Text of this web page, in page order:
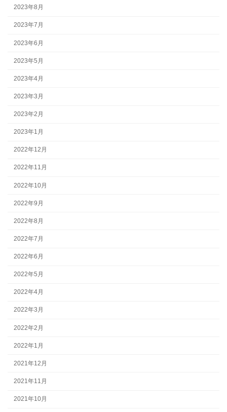
2023年8月
2023年7月
2023年6月
2023年5月
2023年4月
2023年3月
2023年2月
2023年1月
2022年12月
2022年11月
2022年10月
2022年9月
2022年8月
2022年7月
2022年6月
2022年5月
2022年4月
2022年3月
2022年2月
2022年1月
2021年12月
2021年11月
2021年10月